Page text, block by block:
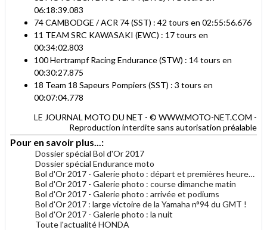
06:18:39.083
74 CAMBODGE / ACR 74 (SST) : 42 tours en 02:55:56.676
11 TEAM SRC KAWASAKI (EWC) : 17 tours en
00:34:02.803
100 Hertrampf Racing Endurance (STW) : 14 tours en
00:30:27.875
18 Team 18 Sapeurs Pompiers (SST) : 3 tours en
00:07:04.778
LE JOURNAL MOTO DU NET - © WWW.MOTO-NET.COM -
Reproduction interdite sans autorisation préalable
Pour en savoir plus...:
Dossier spécial Bol d'Or 2017
Dossier spécial Endurance moto
Bol d'Or 2017 - Galerie photo : départ et premières heures de course
Bol d'Or 2017 - Galerie photo : course dimanche matin
Bol d'Or 2017 - Galerie photo : arrivée et podiums
Bol d'Or 2017 : large victoire de la Yamaha n°94 du GMT !
Bol d'Or 2017 - Galerie photo : la nuit
Toute l'actualité HONDA